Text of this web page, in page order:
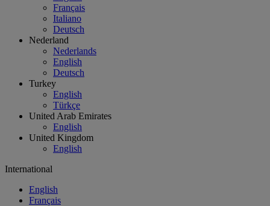
Français
Italiano
Deutsch
Nederland
Nederlands
English
Deutsch
Turkey
English
Türkçe
United Arab Emirates
English
United Kingdom
English
International
English
Français